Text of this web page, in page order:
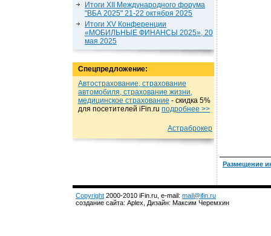
Итоги XII Международного форума
"ВБА 2025" 21-22 октября 2025
Итоги XV Конференции
«МОБИЛЬНЫЕ ФИНАНСЫ 2025», 20
мая 2025
Спецпредложение:
Автострахование, страхование
автомобиля, страхование жизни,
медицинское страхование - cкидка 5%
для посетителей iFin.ru подробнеe >>
Астраброкер
Размещение
Copyright 2000-2010 iFin.ru, e-mail: mail@ifin.ru
создание сайта: Aplex, Дизайн: Максим Черемхин